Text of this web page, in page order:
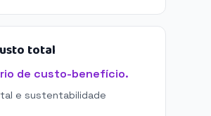
total
de custo-benefício.
e sustentabilidade